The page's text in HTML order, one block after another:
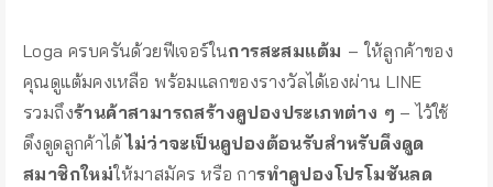
Loga ครบครันด้วยฟีเจอร์ในการสะสมแต้ม – ให้ลูกค้าของ
คุณดูแต้มคงเหลือ พร้อมแลกของรางวัลได้เองผ่าน LINE
รวมถึงร้านค้าสามารถสร้างคูปองประเภทต่าง ๆ – ไว้ใช้
ดึงดูดลูกค้าได้ไม่ว่าจะเป็นคูปองต้อนรับสำหรับดึงดูด
สมาชิกใหม่ให้มาสมัคร หรือ การทำคูปองโปรโมชันลด